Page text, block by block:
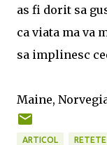
as fi dorit sa
ca viata ma va
sa implinesc
Maine,
ARTICOL